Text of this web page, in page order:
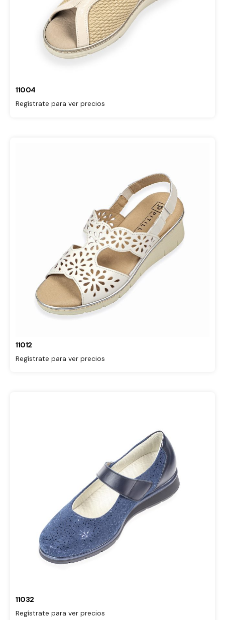
11004
Regístrate para ver precios
11012
Regístrate para ver precios
11032
Regístrate para ver precios